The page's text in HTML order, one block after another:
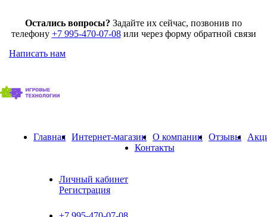
Остались вопросы? Задайте их сейчас, позвонив по
телефону +7 995-470-07-08или через форму обратной связи
Написать нам
Главная Интернет-магазин О компании Отзывы
Контакты
Личный кабинет
Регистрация